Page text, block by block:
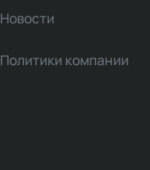
Новости
Политики компании